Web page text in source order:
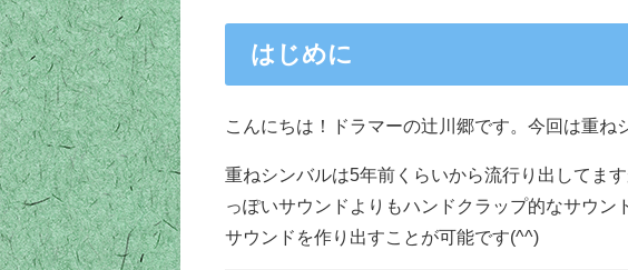
はじめに
こんにちは！ドラマーの辻川郷です。今回は重
重ねシンバルは5年前くらいから流行り出してま
っぽいサウンドよりもハンドクラップ的なサウ
サウンドを作り出すことが可能です(^^)